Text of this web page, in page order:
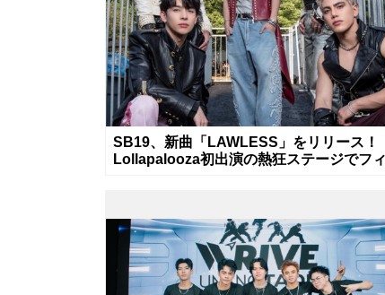
SB19、新曲「LAWLESS」をリリース！
Lollapalooza初出演の熱狂ステージでフ